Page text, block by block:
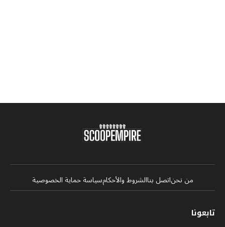
من نحناتصل بناالشروط والأحكامسياسة حماية الخصوصية
تابعونا